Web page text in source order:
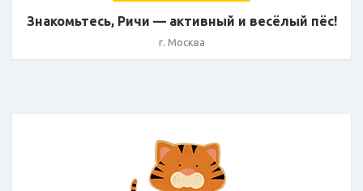
Знакомьтесь, Ричи — активный и весёлый пёс!
г. Москва